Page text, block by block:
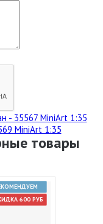
- 35567 MiniArt 1:35
MiniArt 1:35
товары
600 РУБ